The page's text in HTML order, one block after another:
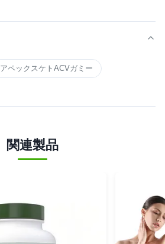
アペックスケトACVガミー
関連製品